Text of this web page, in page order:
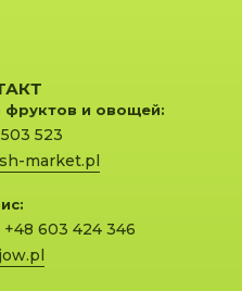
фруктов и овощей:
523
market.pl
+48 603 424 346